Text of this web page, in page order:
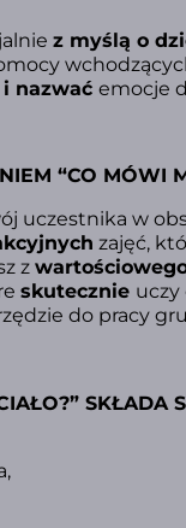
z myślą o
i nazwaćemocje
“CO MÓWI
uczestnika w
zajęć,
z
skutecznie uczy
do pracy
SKŁADA